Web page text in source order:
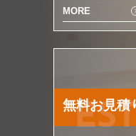
MORE
無料お見積